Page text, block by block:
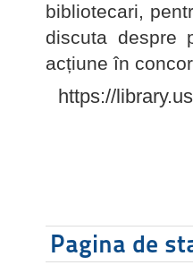
bibliotecari,
discuta despre
acțiune în
https://
Pagina de